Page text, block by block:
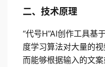
二、技术原理
“代号H”AI创作工具基
度学习算法对大量的
而能够根据输入的文